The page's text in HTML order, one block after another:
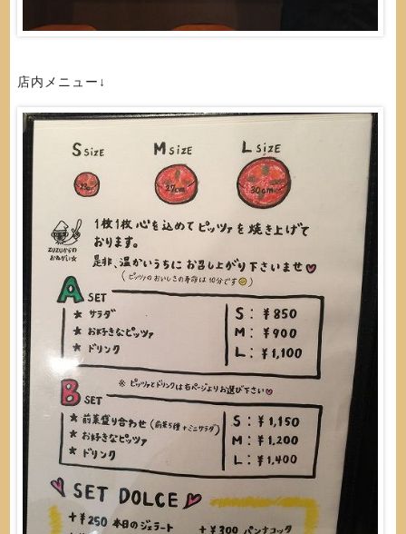
店内メニュー↓